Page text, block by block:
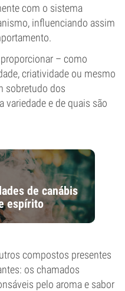
com o sistema
influenciando assim
– como
criatividade ou mesmo
sobretudo dos
variedade e de quais são
de canábis
espírito
compostos presentes
os chamados
pelo aroma e sabor